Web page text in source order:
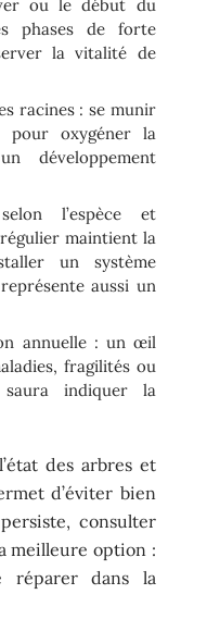
ou le début du
phases de forte
la vitalité de
racines : se munir
pour oxygéner la
développement
l’espèce et
maintient la
un système
aussi un
annuelle : un œil
fragilités ou
saura indiquer la
des arbres et
d’éviter bien
consulter
meilleure option :
réparer dans la